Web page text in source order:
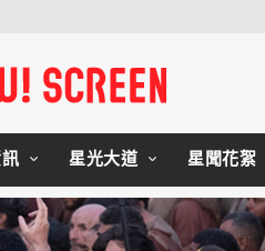
星光大道 星聞花絮